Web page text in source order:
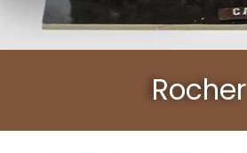
Rocher